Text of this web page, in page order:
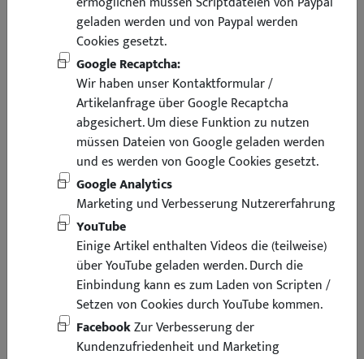
geladen werden und von Paypal werden
Cookies gesetzt.
Google Recaptcha:
Wir haben unser Kontaktformular /
Artikelanfrage über Google Recaptcha
abgesichert. Um diese Funktion zu nutzen
müssen Dateien von Google geladen werden
und es werden von Google Cookies gesetzt.
Google Analytics
Marketing und Verbesserung Nutzererfahrung
YouTube
Einige Artikel enthalten Videos die (teilweise)
über YouTube geladen werden. Durch die
Einbindung kann es zum Laden von Scripten /
Setzen von Cookies durch YouTube kommen.
FacebookZur Verbesserung der
Kundenzufriedenheit und Marketing